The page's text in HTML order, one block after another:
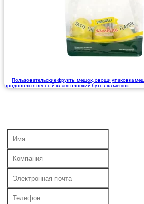
Пользовательские фрукты мешок, овощи упаковка
продовольственный класс плоский бутылка мешок